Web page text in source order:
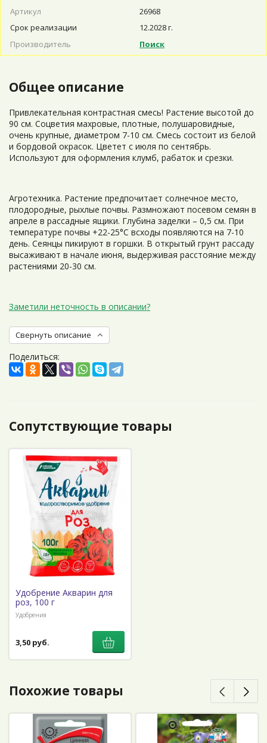
Артикул
26968
Срок реализации
12.2028 г.
Производитель
Поиск
Общее описание
Привлекательная контрастная смесь! Растение высотой до
90 см. Соцветия махровые, плотные, полушаровидные,
очень крупные, диаметром 7-10 см. Смесь состоит из белой
и бордовой окрасок. Цветет с июля по сентябрь.
Используют для оформления клумб, рабаток и срезки.
Агротехника. Растение предпочитает солнечное место,
плодородные, рыхлые почвы. Размножают посевом семян в
апреле в рассадные ящики. Глубина заделки – 0,5 см. При
температуре почвы +22-25°С всходы появляются на 7-10
день. Сеянцы пикируют в горшки. В открытый грунт рассаду
высаживают в начале июня, выдерживая расстояние между
растениями 20-30 см.
Заметили неточность в описании?
Свернуть описание
Поделиться:
Сопутствующие товары
Удобрение Акварин для
роз, 100 г
Удобрения
3,50 руб.
Похожие товары